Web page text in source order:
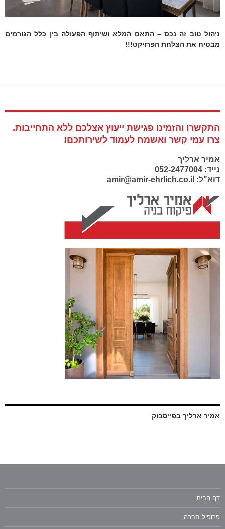
ניהול טוב זה נכס – התאם המלא ושיתוף הפעולה בין כלל הגורמים
מבטיח את הצלחת הפרויקט!!!
התקשרו והזמינו פגישת ייעוץ אצלכם ללא התחייבות.
צרו עמי קשר ואשמח לעמוד לשירותכם!
אמיר ארליך
נייד: 052-2477004
דוא"ל: amir@amir-ehrlich.co.il
אמיר ארליך בפייסבוק
דף הבית
פרופיל חברה